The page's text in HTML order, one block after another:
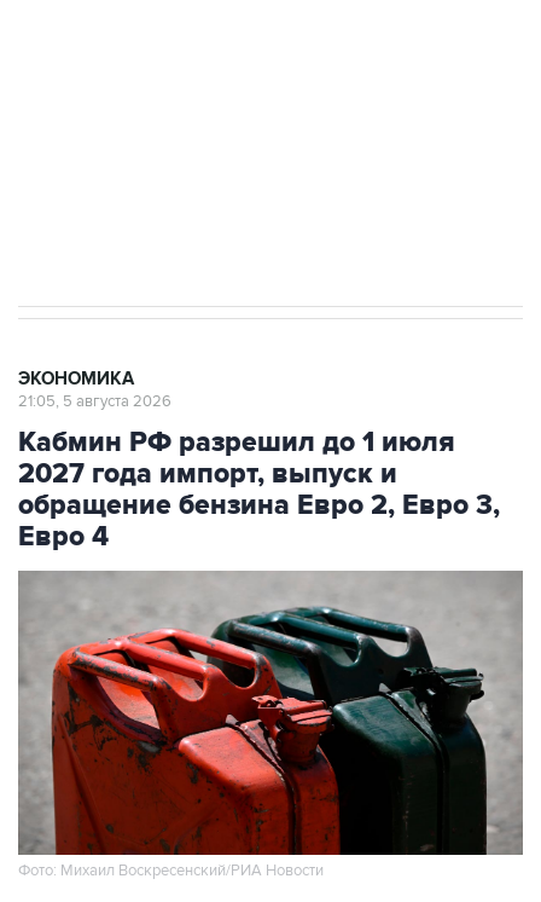
ЭКОНОМИКА
21:05, 5 августа 2026
Кабмин РФ разрешил до 1 июля
2027 года импорт, выпуск и
обращение бензина Евро 2, Евро 3,
Евро 4
Фото: Михаил Воскресенский/РИА Новости